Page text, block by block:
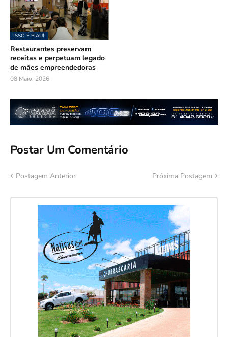
ISSO É PIAUÍ.
Restaurantes preservam
receitas e perpetuam legado
de mães empreendedoras
08 Maio, 2026
Postar Um Comentário
Postagem Anterior Próxima Postagem